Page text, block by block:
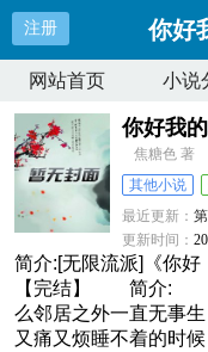
注册 你好
网站首页 小说
你好我
焦糖色 著
其他小说
最近更新：
更新时间：
简介:[无限流派]《你
【完结】 简介: 江
么邻居之外一直无事
又痛又烦睡不着的时